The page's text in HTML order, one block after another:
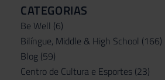
CATEGORIAS
Be Well (6)
Bilíngue, Middle & High School (166)
Blog (59)
Centro de Cultura e Esportes (23)